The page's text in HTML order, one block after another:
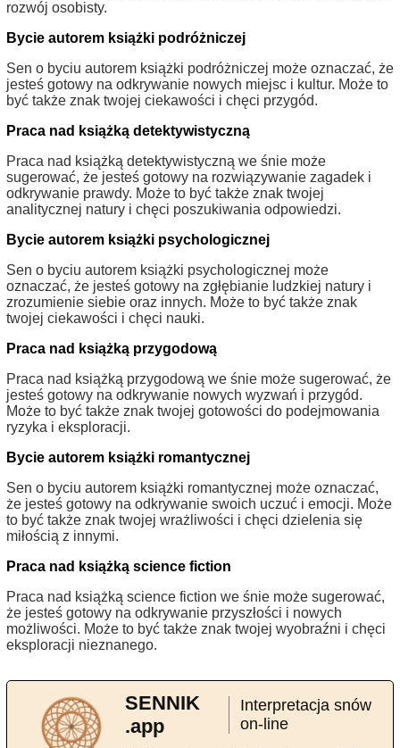
rozwój osobisty.
Bycie autorem książki podróżniczej
Sen o byciu autorem książki podróżniczej może oznaczać, że
jesteś gotowy na odkrywanie nowych miejsc i kultur. Może to
być także znak twojej ciekawości i chęci przygód.
Praca nad książką detektywistyczną
Praca nad książką detektywistyczną we śnie może
sugerować, że jesteś gotowy na rozwiązywanie zagadek i
odkrywanie prawdy. Może to być także znak twojej
analitycznej natury i chęci poszukiwania odpowiedzi.
Bycie autorem książki psychologicznej
Sen o byciu autorem książki psychologicznej może
oznaczać, że jesteś gotowy na zgłębianie ludzkiej natury i
zrozumienie siebie oraz innych. Może to być także znak
twojej ciekawości i chęci nauki.
Praca nad książką przygodową
Praca nad książką przygodową we śnie może sugerować, że
jesteś gotowy na odkrywanie nowych wyzwań i przygód.
Może to być także znak twojej gotowości do podejmowania
ryzyka i eksploracji.
Bycie autorem książki romantycznej
Sen o byciu autorem książki romantycznej może oznaczać,
że jesteś gotowy na odkrywanie swoich uczuć i emocji. Może
to być także znak twojej wrażliwości i chęci dzielenia się
miłością z innymi.
Praca nad książką science fiction
Praca nad książką science fiction we śnie może sugerować,
że jesteś gotowy na odkrywanie przyszłości i nowych
możliwości. Może to być także znak twojej wyobraźni i chęci
eksploracji nieznanego.
SENNIK
.app
Interpretacja snów
on-line